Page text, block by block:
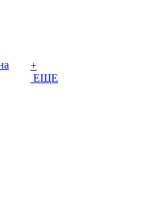
+
ЕЩЕ